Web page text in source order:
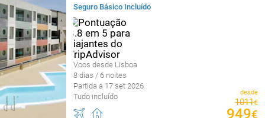
Seguro Básico Incluído
Voos desde Lisboa
8 dias / 6 noites
Partida a 17 set 2026
Tudo incluído
desde
1011€
949€